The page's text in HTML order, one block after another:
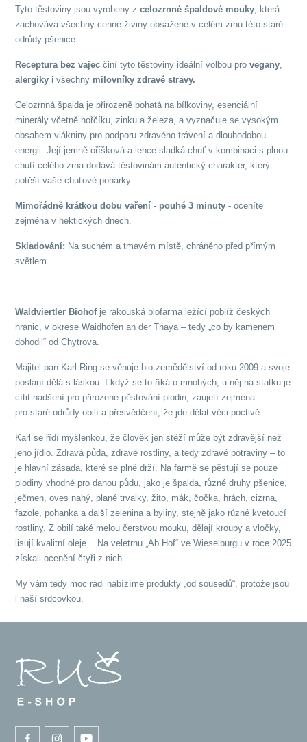
Tyto těstoviny jsou vyrobeny zcelozrnné špaldové mouky, která
zachovává všechny cenné živiny obsažené v celém zrnu této staré
odrůdy pšenice.
Receptura bez vajecčiní tyto těstoviny ideální volbou provegany,
alergiky i všechny milovníky zdravé stravy.
Celozrnná špalda je přirozeně bohatá na bílkoviny, esenciální
minerály včetně hořčíku, zinku a železa, a vyznačuje se vysokým
obsahem vlákniny pro podporu zdravého trávení a dlouhodobou
energii. Její jemně oříšková a lehce sladká chuť v kombinaci s plnou
chutí celého zrna dodává těstovinám autentický charakter, který
potěší vaše chuťové pohárky.
Mimořádně krátkou dobu vaření - pouhé 3 minuty -oceníte
zejména v hektických dnech.
Skladování: Na suchém a tmavém místě, chráněno před přímým
světlem
Waldviertler Biohofje rakouská biofarma ležící poblíž českých
hranic, v okrese Waidhofen an der Thaya – tedy „co by kamenem
dohodil“ od Chytrova.
Majitel pan Karl Ring se věnuje bio zemědělství od roku 2009 a svoje
poslání dělá s láskou. I když se to říká o mnohých, u něj na statku je
cítit nadšení pro přirozené pěstování plodin, zaujetí zejména
pro staré odrůdy obilí a přesvědčení, že jde dělat věci poctivě.
Karl se řídí myšlenkou, že člověk jen stěží může být zdravější než
jeho jídlo. Zdravá půda, zdravé rostliny, a tedy zdravé potraviny – to
je hlavní zásada, které se plně drží. Na farmě se pěstují se pouze
plodiny vhodné pro danou půdu, jako je špalda, různé druhy pšenice,
ječmen, oves nahý, plané trvalky, žito, mák, čočka, hrách, cizrna,
fazole, pohanka a další zelenina a byliny, stejně jako různé kvetoucí
rostliny. Z obilí také melou čerstvou mouku, dělají kroupy a vločky,
lisují kvalitní oleje... Na veletrhu „Ab Hof“ ve Wieselburgu v roce 2025
získali ocenění čtyři z nich.
My vám tedy moc rádi nabízíme produkty „od sousedů“, protože jsou
i naší srdcovkou.